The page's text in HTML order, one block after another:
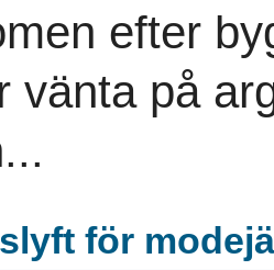
efter
vänta på
för